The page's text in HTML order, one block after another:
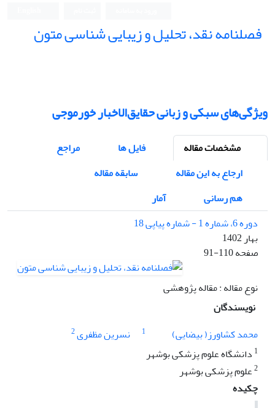
فصلنامه نقد، تحلیل و زیبایی شناسی متون
ویژگی‌های سبکی و زبانی حقایق‌الاخبار خورموجی
مشخصات مقاله فایل ها
مراجع
ارجاع به این مقاله
سابقه مقاله
هم رسانی
آمار
دوره 6، شماره 1 - شماره پیاپی 18
بهار 1402
صفحه91-110
نوع مقاله : مقاله پژوهشی
نویسندگان
محمد کشاورز( بیضایی)
1 نسرین مظفری2
1 دانشگاه علوم پزشکی بوشهر
2علوم پزشکی بوشهر
چکیده